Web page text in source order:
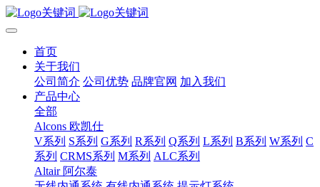
首页
关于我们
公司简介 公司优势 品牌官网 加入我们
产品中心
全部
Alcons 欧凯仕
V系列 S系列 G系列 R系列 Q系列 L系列 B系列 W系列 C
系列 CRMS系列 M系列 ALC系列
Altair 阿尔泰